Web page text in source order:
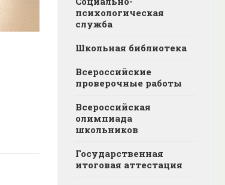
психологическая
служба
Школьная библиотека
Всероссийские
проверочные работы
Всероссийская
олимпиада
школьников
Государственная
итоговая аттестация